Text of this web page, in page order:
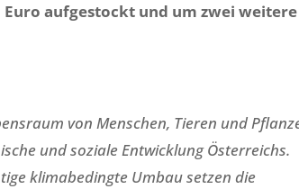
aufgestockt und um zwei weitere
von Menschen, Tieren und
und soziale Entwicklung Österreichs.
klimabedingte Umbau setzen die